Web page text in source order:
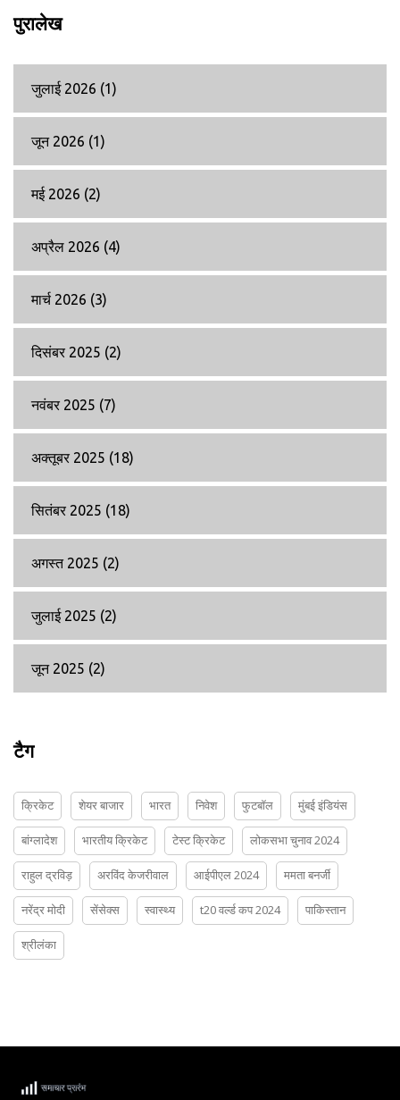
पुरालेख
जुलाई 2026 (1)
जून 2026 (1)
मई 2026 (2)
अप्रैल 2026 (4)
मार्च 2026 (3)
दिसंबर 2025 (2)
नवंबर 2025 (7)
अक्तूबर 2025 (18)
सितंबर 2025 (18)
अगस्त 2025 (2)
जुलाई 2025 (2)
जून 2025 (2)
टैग
क्रिकेट शेयर बाजार भारत निवेश फुटबॉल मुंबई इंडियंस
बांग्लादेश भारतीय क्रिकेट टेस्ट क्रिकेट लोकसभा चुनाव 2024
राहुल द्रविड़ अरविंद केजरीवाल आईपीएल 2024 ममता बनर्जी
नरेंद्र मोदी सेंसेक्स स्वास्थ्य t20 वर्ल्ड कप 2024 पाकिस्तान
श्रीलंका